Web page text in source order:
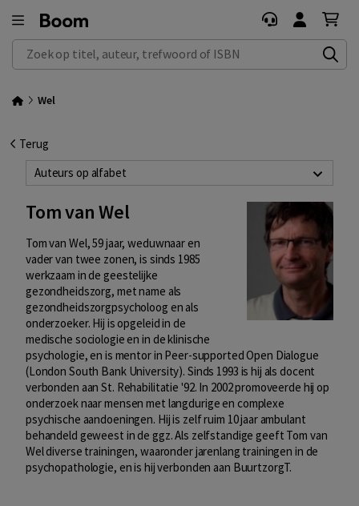
Zoek op titel, auteur, trefwoord of ISBN
Wel
Terug
Auteurs op alfabet
Tom van Wel
Tom van Wel, 59 jaar, weduwnaar en
vader van twee zonen, is sinds 1985
werkzaam in de geestelijke
gezondheidszorg, met name als
gezondheidszorgpsycholoog en als
onderzoeker. Hij is opgeleid in de
medische sociologie en in de klinische
psychologie, en is mentor in Peer-supported Open Dialogue
(London South Bank University). Sinds 1993 is hij als docent
verbonden aan St. Rehabilitatie '92. In 2002 promoveerde hij op
onderzoek naar mensen met langdurige en complexe
psychische aandoeningen. Hij is zelf ruim 10 jaar ambulant
behandeld geweest in de ggz. Als zelfstandige geeft Tom van
Wel diverse trainingen, waaronder jarenlang trainingen in de
psychopathologie, en is hij verbonden aan BuurtzorgT.